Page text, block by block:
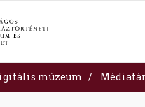
múzeum